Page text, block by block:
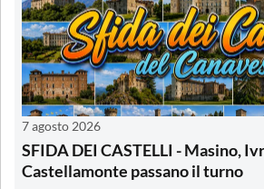
7 agosto 2026
SFIDA DEI CASTELLI - Masino,
Castellamonte passano il turno